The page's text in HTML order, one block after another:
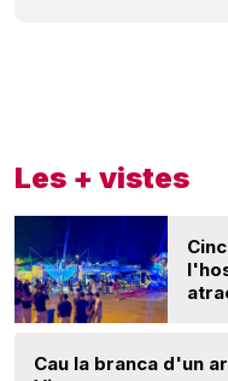
Les + vistes
Cau la branca d'un